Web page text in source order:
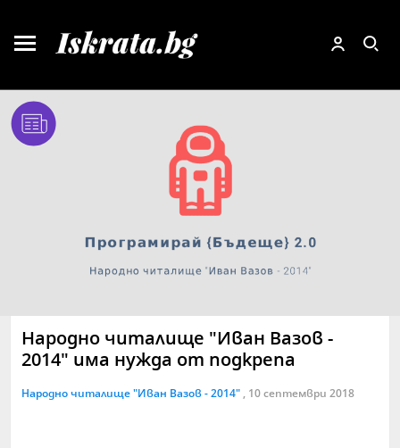
Народно читалище "Иван Вазов -
2014" има нужда от подкрепа
Народно читалище "Иван Вазов - 2014" , 10 септември 2018